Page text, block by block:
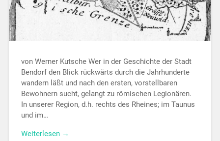
von Werner Kutsche Wer in der Geschichte der Stadt
Bendorf den Blick rückwärts durch die Jahrhunderte
wandern läßt und nach den ersten, vorstellbaren
Bewohnern sucht, gelangt zu römischen Legionären.
In unserer Region, d.h. rechts des Rheines; im Taunus
und im…
Weiterlesen →